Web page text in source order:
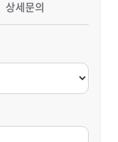
상세문의